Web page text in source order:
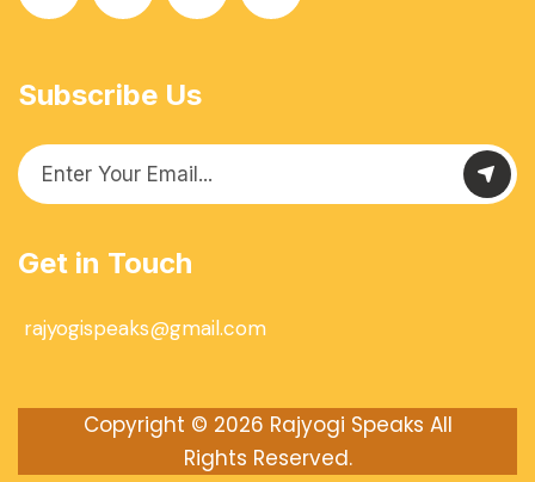
Subscribe Us
Get in Touch
rajyogispeaks@gmail.com
Copyright © 2026 Rajyogi Speaks All
Rights Reserved.